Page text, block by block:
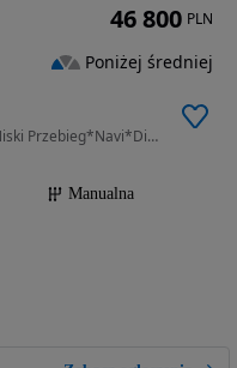
1199 cm3 • 75 KM • Full Led*Elegance*Niski Przebieg*Navi*Digital*Kamera*Alu*Pdc*Gwarancja
Manualna
46 800 PLN
Poniżej średniej